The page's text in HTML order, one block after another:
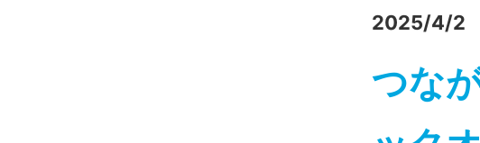
2025/4/2
つな